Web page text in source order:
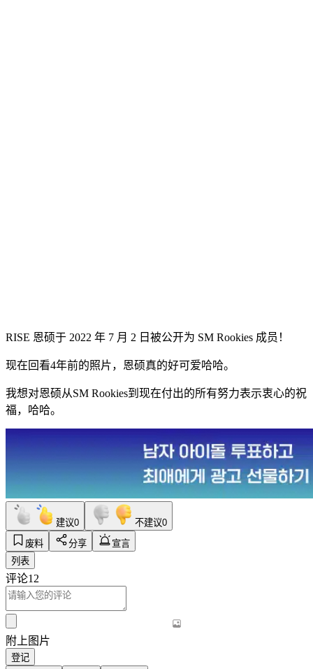
RISE 恩硕于 2022 年 7 月 2 日被公开为 SM Rookies 成员！
现在回看4年前的照片，恩硕真的好可爱哈哈。
我想对恩硕从SM Rookies到现在付出的所有努力表示衷心的祝
福，哈哈。
建议0 不建议0
废料
分享
宣言
列表
评论12
附上图片
登记